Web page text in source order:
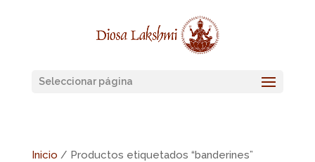
Seleccionar página
Inicio / Productos etiquetados “banderines”